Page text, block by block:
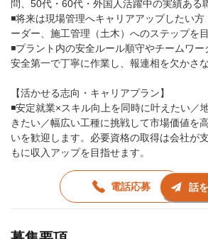
問、50代・60代・外国人活躍中の実績ある
◾️将来は現場管理へキャリアアップしたい
ーダー、施工管理（土木）へのステップを
◾️プラント内の安全ルール順守やチームワー
安全第一で丁寧に作業し、報連相を欠かさ
【活かせる志向・キャリアプラン】
◾️安定就業×スキル向上を同時に叶えたい／
きたい／幅広い工種に挑戦して市場価値
いを歓迎します。必要資格の取得は会社が
もに収入アップを目指せます。
電話応募 話